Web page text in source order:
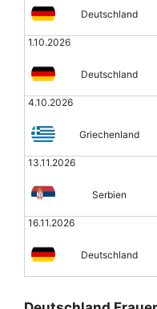
Deutschland
1.10.2026
Deutschland
4.10.2026
Griechenland
13.11.2026
Serbien
16.11.2026
Deutschland